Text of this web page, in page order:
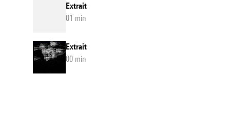
Extrait
01 min
Extrait
00 min